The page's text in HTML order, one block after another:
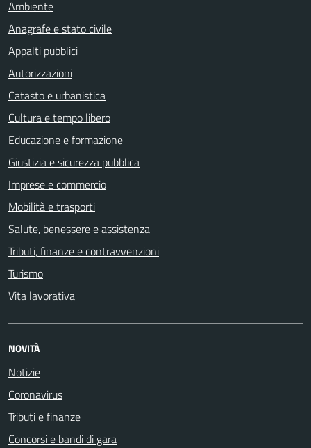
Ambiente
Anagrafe e stato civile
Appalti pubblici
Autorizzazioni
Catasto e urbanistica
Cultura e tempo libero
Educazione e formazione
Giustizia e sicurezza pubblica
Imprese e commercio
Mobilità e trasporti
Salute, benessere e assistenza
Tributi, finanze e contravvenzioni
Turismo
Vita lavorativa
NOVITÀ
Notizie
Coronavirus
Tributi e finanze
Concorsi e bandi di gara